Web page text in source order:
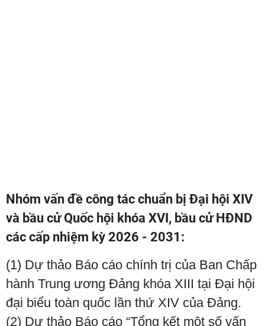
Nhóm vấn đề công tác chuẩn bị Đại hội XIV
và bầu cử Quốc hội khóa XVI, bầu cử HĐND
các cấp nhiệm kỳ 2026 - 2031:
(1) Dự thảo Báo cáo chính trị của Ban Chấp
hành Trung ương Đảng khóa XIII tại Đại hội
đại biểu toàn quốc lần thứ XIV của Đảng.
(2) Dự thảo Báo cáo “Tổng kết một số vấn